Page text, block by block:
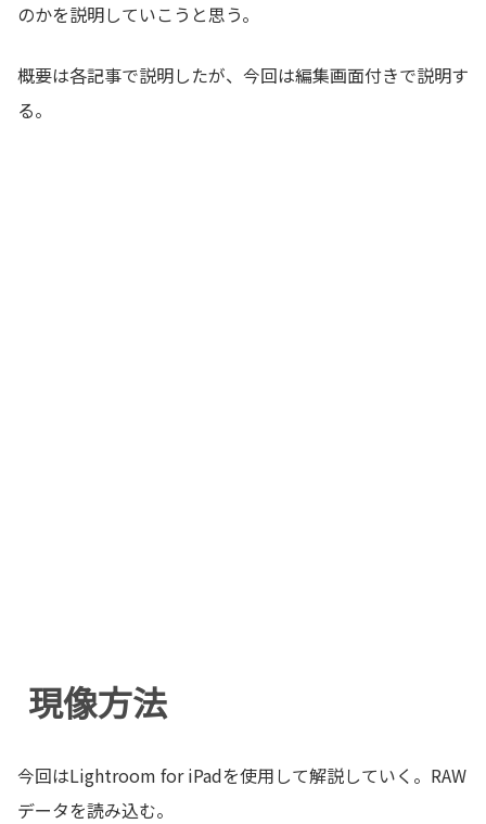
のかを説明していこうと思う。
概要は各記事で説明したが、今回は編集画面付きで説明す
る。
現像方法
今回はLightroom for iPadを使用して解説していく。RAW
データを読み込む。